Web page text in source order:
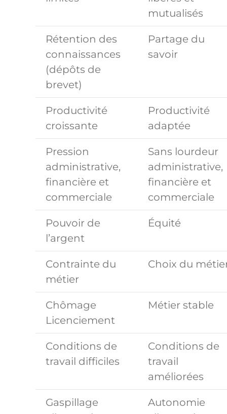
mutualisés
Rétention des
connaissances
(dépôts de
brevet)
Partage du
savoir
Productivité
croissante
Productivité
adaptée
Pression
administrative,
financière et
commerciale
Sans lourdeur
administrative,
financière et
commerciale
Pouvoir de
l’argent
Équité
Contrainte du
métier
Choix du
Chômage
Licenciement
Métier stable
Conditions de
travail difficiles
Conditions de
travail
améliorées
Gaspillage
Autonomie